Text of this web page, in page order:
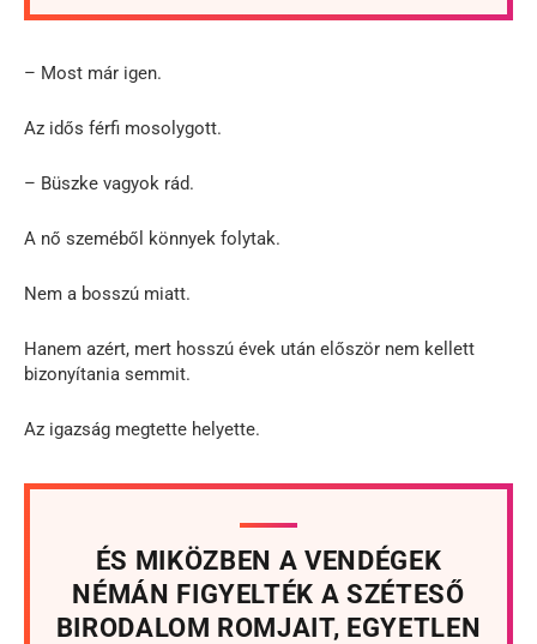
– Most már igen.
Az idős férfi mosolygott.
– Büszke vagyok rád.
A nő szeméből könnyek folytak.
Nem a bosszú miatt.
Hanem azért, mert hosszú évek után először nem kellett
bizonyítania semmit.
Az igazság megtette helyette.
ÉS MIKÖZBEN A VENDÉGEK
NÉMÁN FIGYELTÉK A SZÉTESŐ
BIRODALOM ROMJAIT, EGYETLEN